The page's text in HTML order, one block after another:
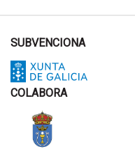
SUBVENCIONA
COLABORA